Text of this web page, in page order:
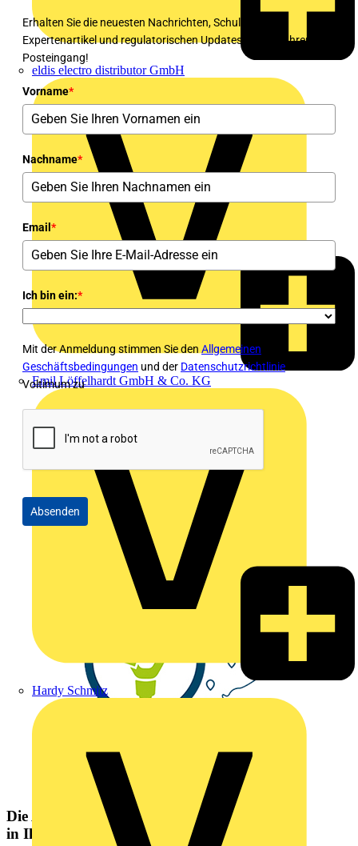
eldis electro distributor GmbH
Emil Löffelhardt GmbH & Co. KG
Hardy Schmitz
Erhalten Sie die neuesten Nachrichten, Schulungen,
Expertenartikel und regulatorischen Updates direkt in Ihren
Posteingang!
Vorname*
Nachname*
Email *
Ich bin ein:*
Mit der Anmeldung stimmen Sie den Allgemeinen
Geschäftsbedingungen und der Datenschutzrichtlinie
Voltimum zu
Absenden
Die Altlampen Sammelstelle
in Ihrer Nähe